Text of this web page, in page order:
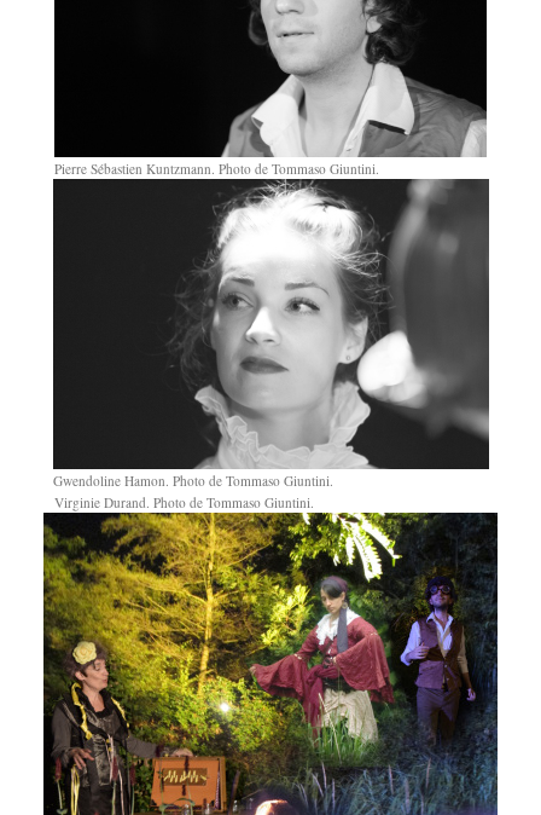
Pierre Sébastien Kuntzmann. Photo de Tommaso Giuntini.
Gwendoline Hamon. Photo de Tommaso Giuntini.
Virginie Durand. Photo de Tommaso Giuntini.